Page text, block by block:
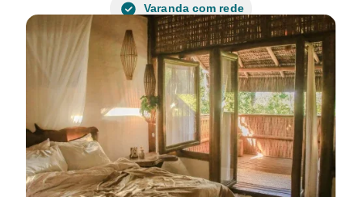
Varanda com rede